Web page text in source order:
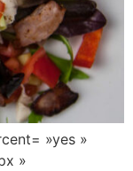
»yes »
»